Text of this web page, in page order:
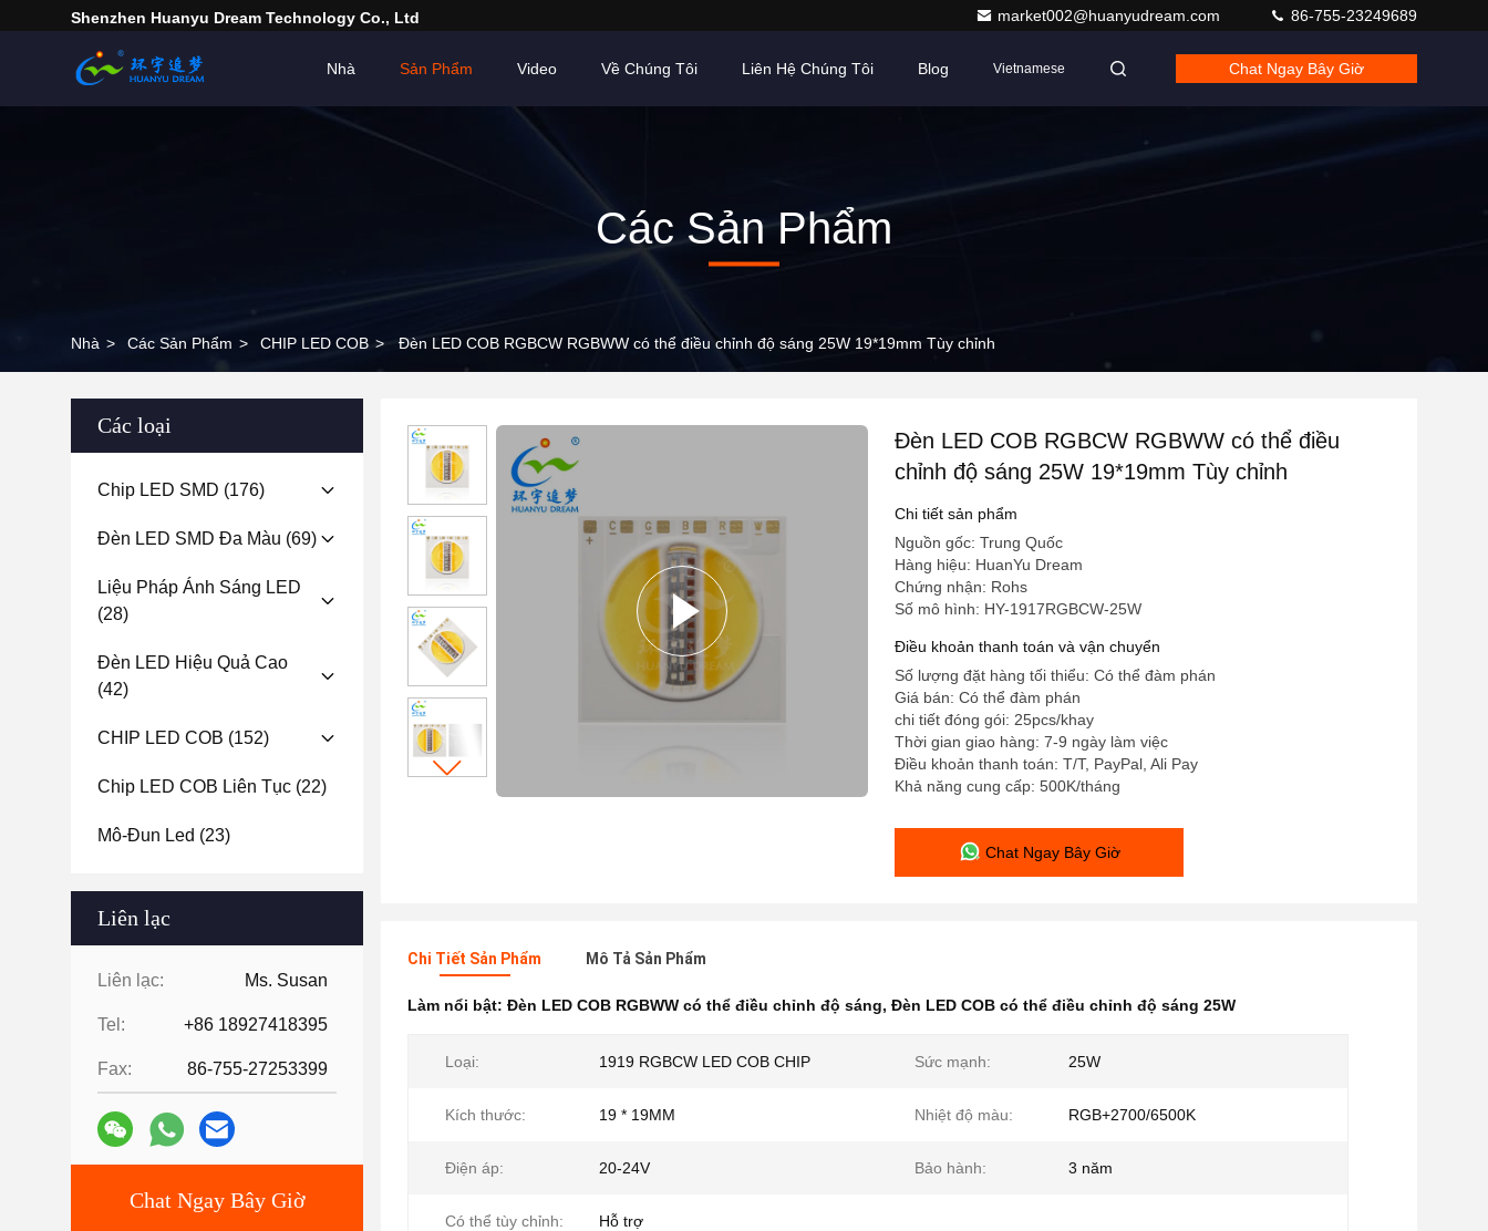
Shenzhen Huanyu Dream Technology Co., Ltd market002@huanyudream.com 86-755-23249689
Nhà Sản Phẩm Video Về Chúng Tôi Liên Hệ Chúng Tôi Blog Vietnamese Chat Ngay Bây Giờ
Các Sản Phẩm
Nhà > Các Sản Phẩm > CHIP LED COB > Đèn LED COB RGBCW RGBWW có thể điều chỉnh độ sáng 25W 19*19mm Tùy chỉnh
Các loại
Chip LED SMD (176)
Đèn LED SMD Đa Màu (69)
Liệu Pháp Ánh Sáng LED
(28)
Đèn LED Hiệu Quả Cao
(42)
CHIP LED COB (152)
Chip LED COB Liên Tục (22)
Mô-Đun Led (23)
Liên lạc
Liên lạc: Ms. Susan
Tel: +86 18927418395
Fax: 86-755-27253399
Chat Ngay Bây Giờ
Đèn LED COB RGBCW RGBWW có thể điều
chỉnh độ sáng 25W 19*19mm Tùy chỉnh
Chi tiết sản phẩm
Nguồn gốc: Trung Quốc
Hàng hiệu: HuanYu Dream
Chứng nhận: Rohs
Số mô hình: HY-1917RGBCW-25W
Điều khoản thanh toán và vận chuyển
Số lượng đặt hàng tối thiểu: Có thể đàm phán
Giá bán: Có thể đàm phán
chi tiết đóng gói: 25pcs/khay
Thời gian giao hàng: 7-9 ngày làm việc
Điều khoản thanh toán: T/T, PayPal, Ali Pay
Khả năng cung cấp: 500K/tháng
Chat Ngay Bây Giờ
Chi Tiết Sản Phẩm Mô Tả Sản Phẩm
Làm nổi bật: Đèn LED COB RGBWW có thể điều chỉnh độ sáng, Đèn LED COB có thể điều chỉnh độ sáng 25W
Loại: 1919 RGBCW LED COB CHIP Sức mạnh: 25W
Kích thước: 19 * 19MM Nhiệt độ màu: RGB+2700/6500K
Điện áp: 20-24V Bảo hành: 3 năm
Có thể tùy chỉnh: Hỗ trợ